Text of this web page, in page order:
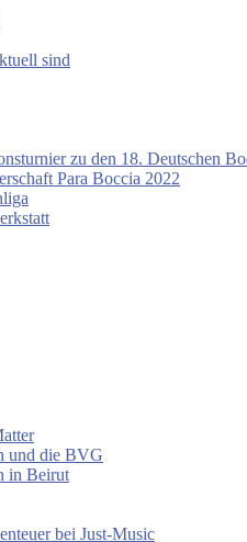
sind
zu den 18. Deutschen
Para Boccia 2022
und die BVG
in Beirut
bei Just-Music